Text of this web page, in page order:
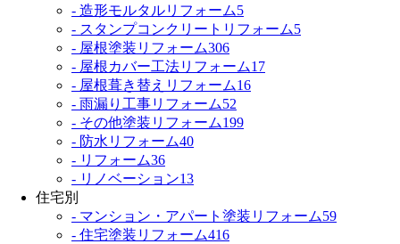
- 造形モルタルリフォーム5
- スタンプコンクリートリフォーム5
- 屋根塗装リフォーム306
- 屋根カバー工法リフォーム17
- 屋根葺き替えリフォーム16
- 雨漏り工事リフォーム52
- その他塗装リフォーム199
- 防水リフォーム40
- リフォーム36
- リノベーション13
住宅別
- マンション・アパート塗装リフォーム59
- 住宅塗装リフォーム416